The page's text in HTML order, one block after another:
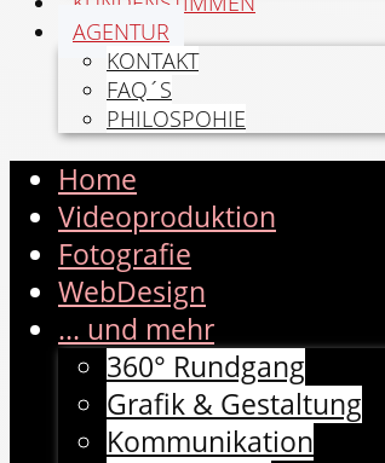
AGENTUR
KONTAKT
FAQ´S
PHILOSPOHIE
Home
Videoproduktion
Fotografie
WebDesign
... und mehr
360° Rundgang
Grafik & Gestaltung
Kommunikation